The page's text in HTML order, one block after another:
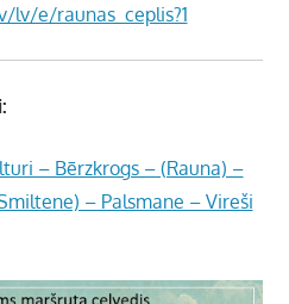
e/raunas_ceplis?1
– Bērzkrogs – (Rauna) –
– Palsmane – Vireši